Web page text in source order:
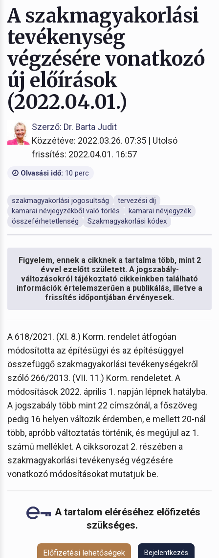
A szakmagyakorlási
tevékenység
végzésére vonatkozó
új előírások
(2022.04.01.)
Szerző: Dr. Barta Judit
Közzétéve: 2022.03.26. 07:35 | Utolsó
frissítés: 2022.04.01. 16:57
Olvasási idő: 10 perc
szakmagyakorlási jogosultság
tervezési díj
kamarai névjegyzékből való törlés
kamarai névjegyzék
összeférhetetlenség
Szakmagyakorlási kódex
Figyelem, ennek a cikknek a tartalma több, mint 2
évvel ezelőtt született. A jogszabály-
változásokról tájékoztató cikkeinkben található
információk értelemszerűen a publikálás, illetve a
frissítés időpontjában érvényesek.
A 618/2021. (XI. 8.) Korm. rendelet átfogóan
módosította az építésügyi és az építésüggyel
összefüggő szakmagyakorlási tevékenységekről
szóló 266/2013. (VII. 11.) Korm. rendeletet. A
módosítások 2022. április 1. napján lépnek hatályba.
A jogszabály több mint 22 címszónál, a főszöveg
pedig 16 helyen változik érdemben, e mellett 20-nál
több, apróbb változtatás történik, és megújul az 1.
számú melléklet. A cikksorozat 2. részében a
szakmagyakorlási tevékenység végzésére
vonatkozó módosításokat mutatjuk be.
A tartalom eléréséhez előfizetés
szükséges.
Előfizetési lehetőségek Bejelentkezés